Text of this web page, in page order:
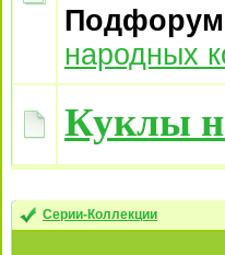
народных
Куклы
Серии-Коллекции